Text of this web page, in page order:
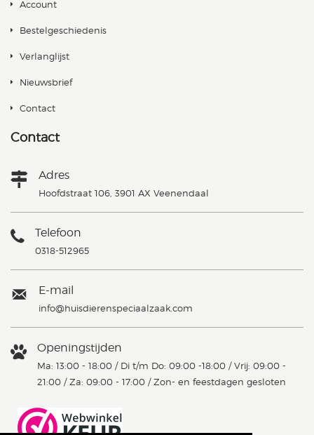
Account
Bestelgeschiedenis
Verlanglijst
Nieuwsbrief
Contact
Contact
Adres
Hoofdstraat 106, 3901 AX Veenendaal
Telefoon
0318-512965
E-mail
info@huisdierenspeciaalzaak.com
Openingstijden
Ma: 13:00 - 18:00 / Di t/m Do: 09:00 -18:00 / Vrij: 09:00 -
21:00 / Za: 09:00 - 17:00 / Zon- en feestdagen gesloten